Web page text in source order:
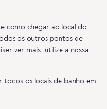
como chegar ao local do
os outros pontos de
ver mais, utilize a nossa
todos os locais de banho em